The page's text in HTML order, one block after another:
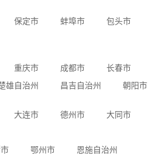
保定市 蚌埠市 包头市
重庆市 成都市 长春市
雄自治州 昌吉自治州 朝阳市
大连市 德州市 大同市
鄂州市 恩施自治州